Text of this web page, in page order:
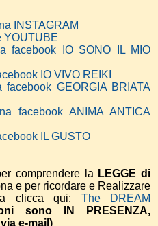
INSTAGRAM
YOUTUBE
facebook IO SONO IL MIO
IO VIVO REIKI
GEORGIA BRIATA
facebook ANIMA ANTICA
IL GUSTO
comprendere la LEGGE di
e per ricordare e Realizzare
clicca qui: The DREAM
sono IN PRESENZA,
e-mail)